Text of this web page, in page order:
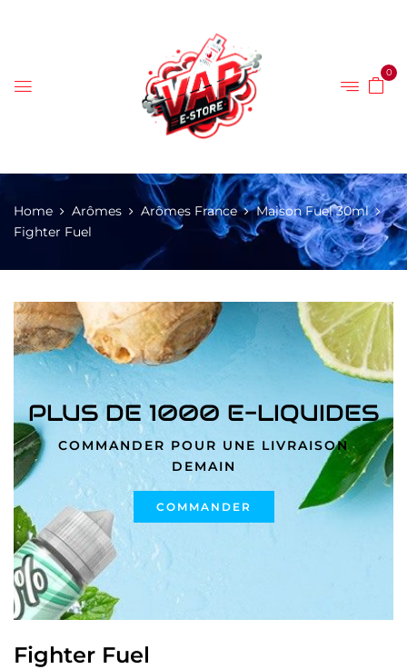
0
Home Arômes Arômes France
Maison Fuel 30ml
Fighter Fuel
PLUS DE 1000 E-LIQUIDES
COMMANDER POUR UNE LIVRAISON
DEMAIN
COMMANDER
Fighter Fuel